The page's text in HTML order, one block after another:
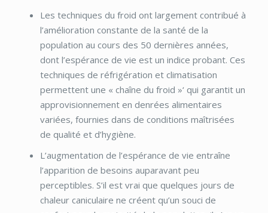
Les techniques du froid ont largement contribué à
l’amélioration constante de la santé de la
population au cours des 50 dernières années,
dont l’espérance de vie est un indice probant. Ces
techniques de réfrigération et climatisation
permettent une « chaîne du froid »‘ qui garantit un
approvisionnement en denrées alimentaires
variées, fournies dans de conditions maîtrisées
de qualité et d’hygiène.
L’augmentation de l’espérance de vie entraîne
l’apparition de besoins auparavant peu
perceptibles. S’il est vrai que quelques jours de
chaleur caniculaire ne créent qu’un souci de